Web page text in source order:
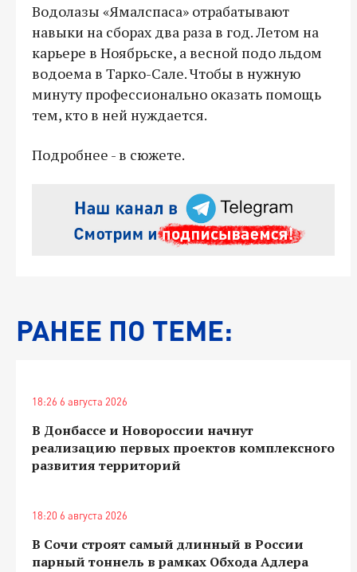
Водолазы «Ямалспаса» отрабатывают
навыки на сборах два раза в год. Летом на
карьере в Ноябрьске, а весной подо льдом
водоема в Тарко-Сале. Чтобы в нужную
минуту профессионально оказать помощь
тем, кто в ней нуждается.
Подробнее - в сюжете.
РАНЕЕ ПО ТЕМЕ:
18:26 6 августа 2026
В Донбассе и Новороссии начнут
реализацию первых проектов комплексного
развития территорий
18:20 6 августа 2026
В Сочи строят самый длинный в России
парный тоннель в рамках Обхода Адлера